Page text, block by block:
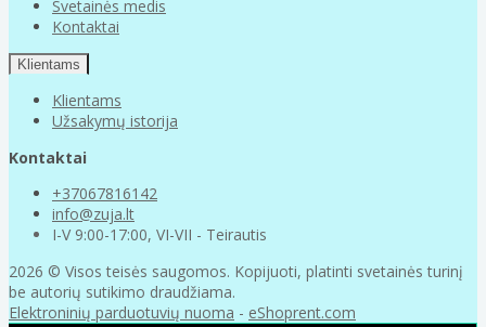
Svetainės medis
Kontaktai
Klientams
Klientams
Užsakymų istorija
Kontaktai
+37067816142
info@zuja.lt
I-V 9:00-17:00, VI-VII - Teirautis
2026 © Visos teisės saugomos. Kopijuoti, platinti svetainės turinį
be autorių sutikimo draudžiama.
Elektroninių parduotuvių nuoma - eShoprent.com